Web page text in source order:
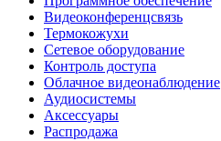
Видеоконференцсвязь
Термокожухи
Сетевое оборудование
Контроль доступа
Облачное видеонаблюдение
Аудиосистемы
Аксессуары
Распродажа